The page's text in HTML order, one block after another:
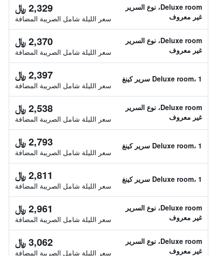
Deluxe room، نوع السرير
غير معروف
2,329 ﷼
سعر الليلة شامل الصريبة المضافة
Deluxe room، نوع السرير
غير معروف
2,370 ﷼
سعر الليلة شامل الصريبة المضافة
Deluxe room، 1 سرير كينغ 2,397 ﷼
سعر الليلة شامل الصريبة المضافة
Deluxe room، نوع السرير
غير معروف
2,538 ﷼
سعر الليلة شامل الصريبة المضافة
Deluxe room، 1 سرير كينغ 2,793 ﷼
سعر الليلة شامل الصريبة المضافة
Deluxe room، 1 سرير كينغ 2,811 ﷼
سعر الليلة شامل الصريبة المضافة
Deluxe room، نوع السرير
غير معروف
2,961 ﷼
سعر الليلة شامل الصريبة المضافة
Deluxe room، نوع السرير
غير معروف
3,062 ﷼
سعر الليلة شامل الصريبة المضافة